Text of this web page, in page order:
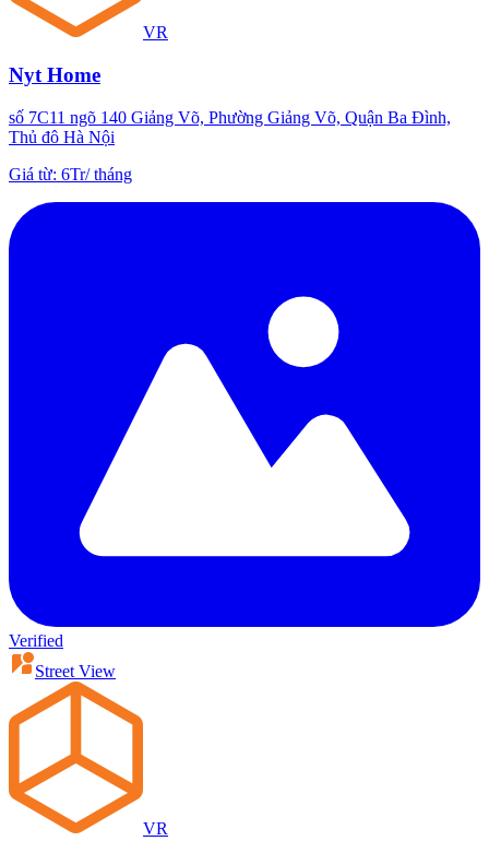
VR
Nyt Home
số 7C11 ngõ 140 Giảng Võ, Phường Giảng Võ, Quận Ba Đình,
Thủ đô Hà Nội
Giá từ: 6Tr/tháng
Verified
Street View
VR